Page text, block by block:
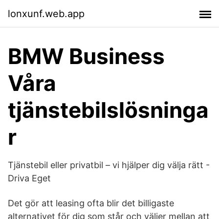
lonxunf.web.app
BMW Business
Våra
tjänstebilslösninga
r
Tjänstebil eller privatbil – vi hjälper dig välja rätt -
Driva Eget
Det gör att leasing ofta blir det billigaste
alternativet för dig som står och väljer mellan att